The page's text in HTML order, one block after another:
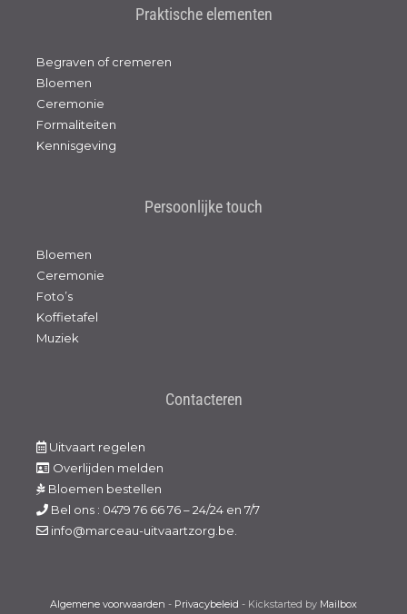
Praktische elementen
Begraven of cremeren
Bloemen
Ceremonie
Formaliteiten
Kennisgeving
Persoonlijke touch
Bloemen
Ceremonie
Foto’s
Koffietafel
Muziek
Contacteren
Uitvaart regelen
Overlijden melden
Bloemen bestellen
Bel ons : 0479 76 66 76 – 24/24 en 7/7
info@marceau-uitvaartzorg.be.
Algemene voorwaarden - Privacybeleid - Kickstarted by Mailbox